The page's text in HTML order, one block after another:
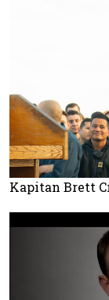
Kapitan Brett